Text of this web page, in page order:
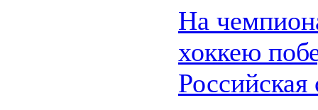
На
хоккею
Российская